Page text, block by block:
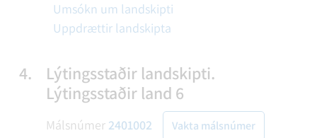
Umsókn um landskipti
Uppdrættir landskipta
4.
Lýtingsstaðir landskipti.
Lýtingsstaðir land 6
Málsnúmer 2401002 Vakta málsnúmer